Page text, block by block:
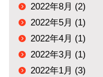
2022年8月 (2)
2022年5月 (1)
2022年4月 (1)
2022年3月 (1)
2022年1月 (3)